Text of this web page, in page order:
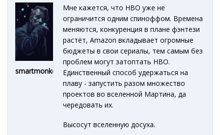
smartmonkey
Мне кажется, что HBO уже не
ограничится одним спиноффом. Времена
меняются, конкуренция в плане фэнтези
растёт, Amazon вкладывает огромные
бюджеты в свои сериалы, тем самым без
проблем могут затоптать HBO.
Единственный способ удержаться на
плаву - запустить разом множество
проектов во вселенной Мартина, да
чередовать их.
Высосут вселенную досуха.